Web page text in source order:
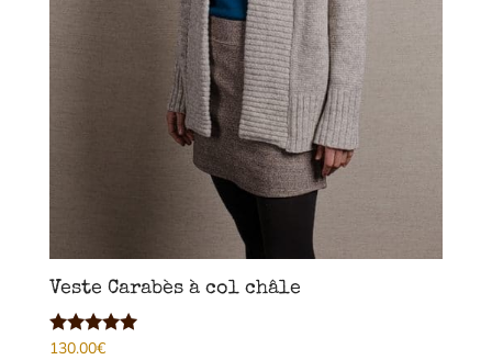
Veste Carabès à col châle
Note
130.00€